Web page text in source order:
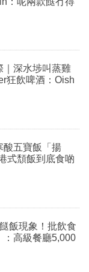
｜深水埗叫蒸雞
狂飲啤酒：Oish
酸五寶飯「揚
式頹飯到底食啲
飯現象！批飲食
：高級餐廳5,000